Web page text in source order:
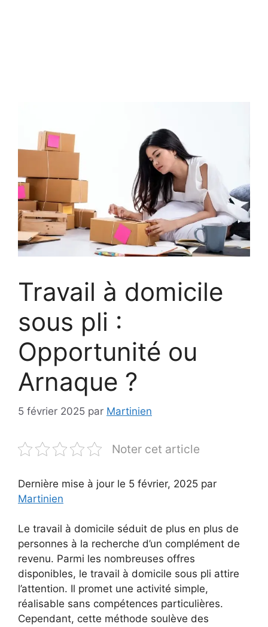
Travail à domicile
sous pli :
Opportunité ou
Arnaque ?
5 février 2025 par Martinien
Noter cet article
Dernière mise à jour le 5 février, 2025 par
Martinien
Le travail à domicile séduit de plus en plus de
personnes à la recherche d’un complément de
revenu. Parmi les nombreuses offres
disponibles, le travail à domicile sous pli attire
l’attention. Il promet une activité simple,
réalisable sans compétences particulières.
Cependant, cette méthode soulève des